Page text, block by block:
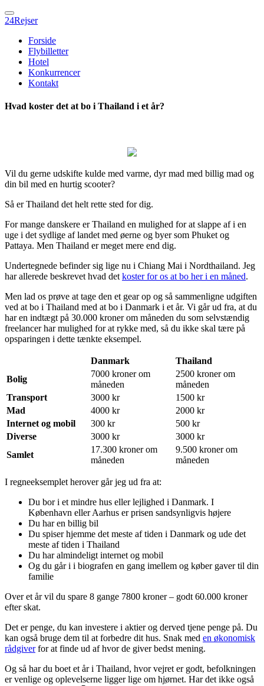
24Rejser
Forside
Flybilletter
Hotel
Konkurrencer
Kontakt
Hvad koster det at bo i Thailand i et år?
Vil du gerne udskifte kulde med varme, dyr mad med billig mad og
din bil med en hurtig scooter?
Så er Thailand det helt rette sted for dig.
For mange danskere er Thailand en mulighed for at slappe af i en
uge i det sydlige af landet med øerne og byer som Phuket og
Pattaya. Men Thailand er meget mere end dig.
Undertegnede befinder sig lige nu i Chiang Mai i Nordthailand. Jeg
har allerede beskrevet hvad det koster for os at bo her i en måned.
Men lad os prøve at tage den et gear op og så sammenligne udgiften
ved at bo i Thailand med at bo i Danmark i et år. Vi går ud fra, at du
har en indtægt på 30.000 kroner om måneden du som selvstændig
freelancer har mulighed for at rykke med, så du ikke skal tære på
opsparingen i dette tænkte eksempel.
Danmark
Thailand
Bolig
7000 kroner om
måneden
2500 kroner om
måneden
Transport
3000 kr
1500 kr
Mad
4000 kr
2000 kr
Internet og mobil
300 kr
500 kr
Diverse
3000 kr
3000 kr
Samlet
17.300 kroner om
måneden
9.500 kroner om
måneden
I regneeksemplet herover går jeg ud fra at:
Du bor i et mindre hus eller lejlighed i Danmark. I
København eller Aarhus er prisen sandsynligvis højere
Du har en billig bil
Du spiser hjemme det meste af tiden i Danmark og ude det
meste af tiden i Thailand
Du har almindeligt internet og mobil
Og du går i i biografen en gang imellem og køber gaver til din
familie
Over et år vil du spare 8 gange 7800 kroner – godt 60.000 kroner
efter skat.
Det er penge, du kan investere i aktier og derved tjene penge på. Du
kan også bruge dem til at forbedre dit hus. Snak med en økonomisk
rådgiverfor at finde ud af hvor de giver bedst mening.
Og så har du boet et år i Thailand, hvor vejret er godt, befolkningen
er venlige og oplevelserne ligger lige om hjørnet. Har det ikke også